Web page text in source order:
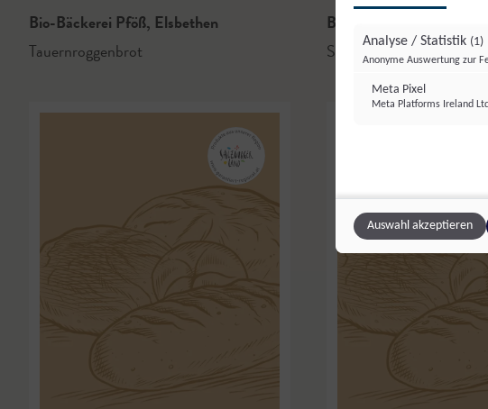
Bio-Bäckerei Pföß, Elsbethen
Tauernroggenbrot
Brot.Wert
Sauerteigbrot
Analyse / Statistik (1)
Anonyme Auswertung zur
Meta Pixel
Meta Platforms Ireland
Auswahl akzeptieren